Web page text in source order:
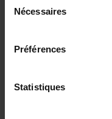
Nécessaires
Préférences
Statistiques